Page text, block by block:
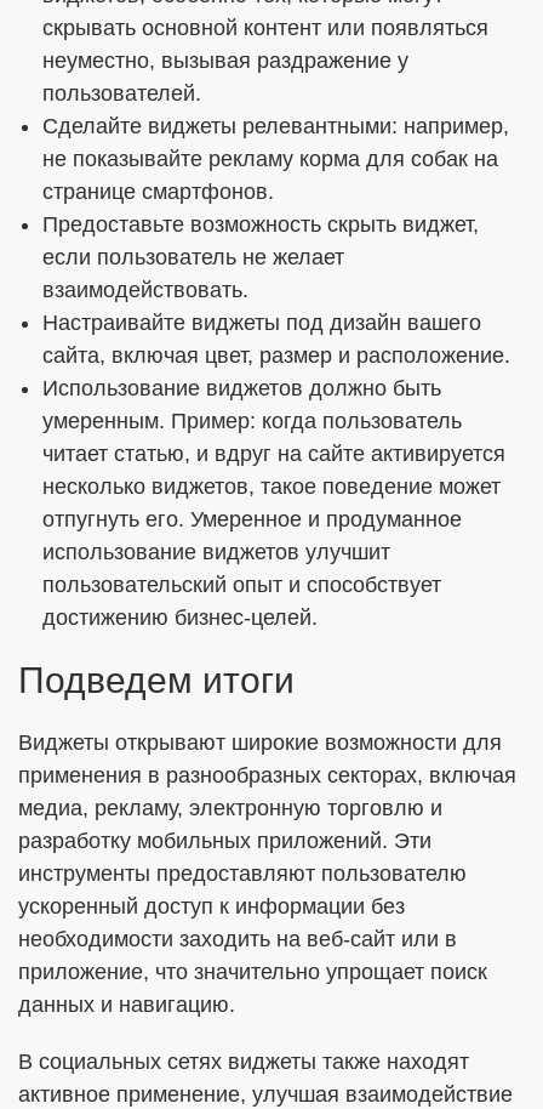
скрывать основной контент или появляться
неуместно, вызывая раздражение у
пользователей.
Сделайте виджеты релевантными: например,
не показывайте рекламу корма для собак на
странице смартфонов.
Предоставьте возможность скрыть виджет,
если пользователь не желает
взаимодействовать.
Настраивайте виджеты под дизайн вашего
сайта, включая цвет, размер и расположение.
Использование виджетов должно быть
умеренным. Пример: когда пользователь
читает статью, и вдруг на сайте активируется
несколько виджетов, такое поведение может
отпугнуть его. Умеренное и продуманное
использование виджетов улучшит
пользовательский опыт и способствует
достижению бизнес-целей.
Подведем итоги
Виджеты открывают широкие возможности для
применения в разнообразных секторах, включая
медиа, рекламу, электронную торговлю и
разработку мобильных приложений. Эти
инструменты предоставляют пользователю
ускоренный доступ к информации без
необходимости заходить на веб-сайт или в
приложение, что значительно упрощает поиск
данных и навигацию.
В социальных сетях виджеты также находят
активное применение, улучшая взаимодействие